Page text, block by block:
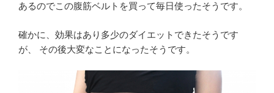
あるのでこの腹筋ベルトを買って毎日使ったそうです。
確かに、効果はあり多少のダイエットできたそうです
が、 その後大変なことになったそうです。